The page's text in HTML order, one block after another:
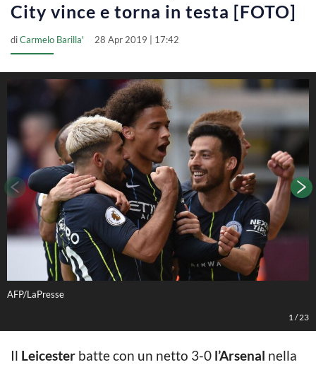
City vince e torna in testa [FOTO]
diCarmelo Barilla' 28 Apr 2019 | 17:42
AFP/LaPresse
1 /23
Il Leicester batte con un netto 3-0 l’Arsenal nella